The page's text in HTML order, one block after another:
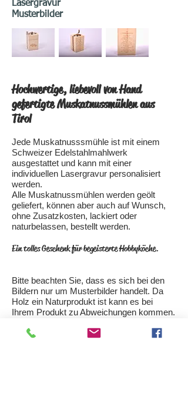
Lasergravur
Musterbilder
Hochwertige, liebevoll von Hand
gefertigte Muskatnussmühlen aus
Tirol
Jede Muskatnusssmühle ist mit einem
Schweizer Edelstahlmahlwerk
ausgestattet und kann mit einer
individuellen Lasergravur personalisiert
werden.
Alle Muskatnussmühlen werden geölt
geliefert, können aber auch auf Wunsch,
ohne Zusatzkosten, lackiert oder
naturbelassen, bestellt werden.
Ein tolles Geschenk für begeisterte Hobbyköche.
Bitte beachten Sie, dass es sich bei den
Bildern nur um Musterbilder handelt. Da
Holz ein Naturprodukt ist kann es bei
Ihrem Produkt zu Abweichungen kommen.
Abmessungen: